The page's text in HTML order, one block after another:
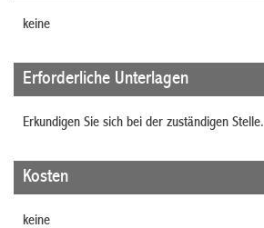
keine
Erforderliche Unterlagen
Erkundigen Sie sich bei der zuständigen Stelle.
Kosten
keine